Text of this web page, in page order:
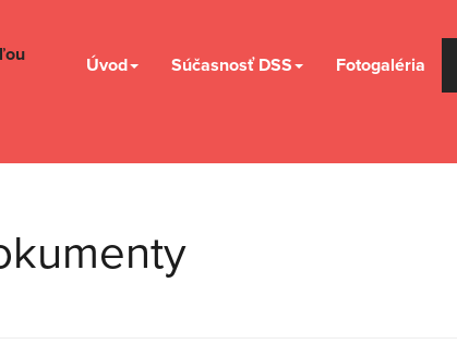
Úvod Súčasnosť DSS Fotogaléria